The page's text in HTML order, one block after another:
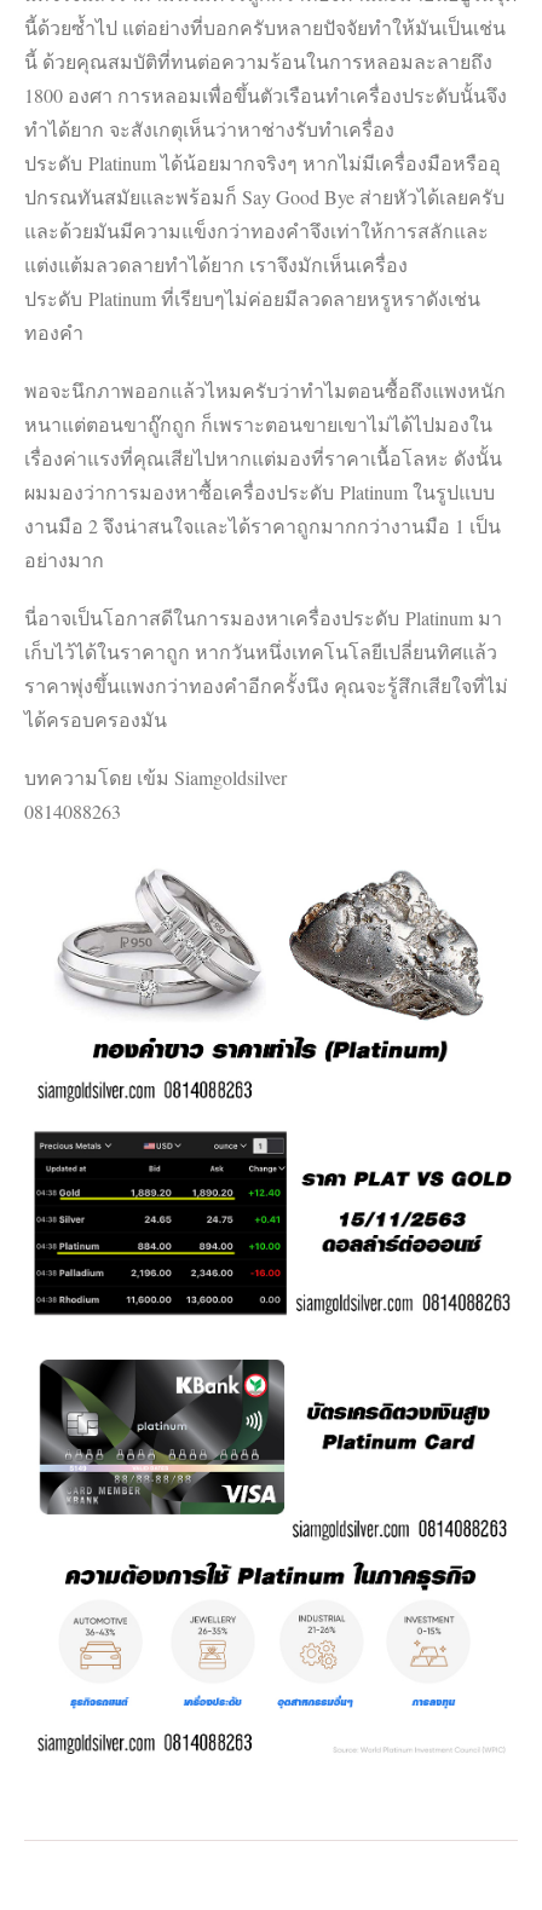
นี้ด้วยซ้ำไป แต่อย่างที่บอกครับหลายปัจจัยทำให้มันเป็นเช่น
นี้ ด้วยคุณสมบัติที่ทนต่อความร้อนในการหลอมละลายถึง
1800 องศา การหลอมเพื่อขึ้นตัวเรือนทำเครื่องประดับนั้นจึง
ทำได้ยาก จะสังเกตุเห็นว่าหาช่างรับทำเครื่อง
ประดับ Platinum ได้น้อยมากจริงๆ หากไม่มีเครื่องมือหรืออุ
ปกรณทันสมัยและพร้อมก็ Say Good Bye ส่ายหัวได้เลยครับ
และด้วยมันมีความแข็งกว่าทองคำจึงเท่าให้การสลักและ
แต่งแต้มลวดลายทำได้ยาก เราจึงมักเห็นเครื่อง
ประดับ Platinum ที่เรียบๆไม่ค่อยมีลวดลายหรูหราดังเช่น
ทองคำ
พอจะนึกภาพออกแล้วไหมครับว่าทำไมตอนซื้อถึงแพงหนัก
หนาแต่ตอนขาถู๊กถูก ก็เพราะตอนขายเขาไม่ได้ไปมองใน
เรื่องค่าแรงที่คุณเสียไปหากแต่มองที่ราคาเนื้อโลหะ ดังนั้น
ผมมองว่าการมองหาซื้อเครื่องประดับ Platinum ในรูปแบบ
งานมือ 2 จึงน่าสนใจและได้ราคาถูกมากกว่างานมือ 1 เป็น
อย่างมาก
นี่อาจเป็นโอกาสดีในการมองหาเครื่องประดับ Platinum มา
เก็บไว้ได้ในราคาถูก หากวันหนึ่งเทคโนโลยีเปลี่ยนทิศแล้ว
ราคาพุ่งขึ้นแพงกว่าทองคำอีกครั้งนึง คุณจะรู้สึกเสียใจที่ไม่
ได้ครอบครองมัน
บทความโดย เข้ม Siamgoldsilver
0814088263